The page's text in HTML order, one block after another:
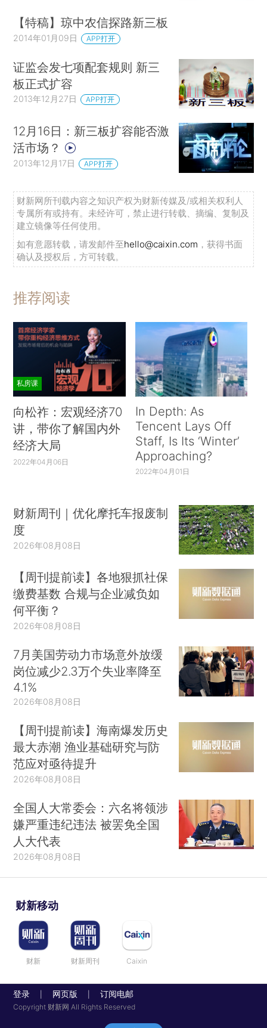
【特稿】琼中农信探路新三板
2014年01月09日 APP打开
证监会发七项配套规则 新三
板正式扩容
2013年12月27日 APP打开
12月16日：新三板扩容能否激
活市场？
2013年12月17日 APP打开
财新网所刊载内容之知识产权为财新传媒及/或相关权利人
专属所有或持有。未经许可，禁止进行转载、摘编、复制及
建立镜像等任何使用。
如有意愿转载，请发邮件至hello@caixin.com ，获得书面
确认及授权后，方可转载。
推荐阅读
私房课
向松祚：宏观经济70
讲，带你了解国内外
经济大局
2022年04月06日
In Depth: As
Tencent Lays Off
Staff, Is Its ‘Winter’
Approaching?
2022年04月01日
财新周刊｜优化摩托车报废制
度
2026年08月08日
【周刊提前读】各地狠抓社保
缴费基数 合规与企业减负如
何平衡？
2026年08月08日
7月美国劳动力市场意外放缓
岗位减少2.3万个失业率降至
4.1%
2026年08月08日
【周刊提前读】海南爆发历史
最大赤潮 渔业基础研究与防
范应对亟待提升
2026年08月08日
全国人大常委会：六名将领涉
嫌严重违纪违法 被罢免全国
人大代表
2026年08月08日
财新移动
财新 财新周刊 Caixin
登录 网页版 订阅电邮
Copyright 财新网 All Rights Reserved